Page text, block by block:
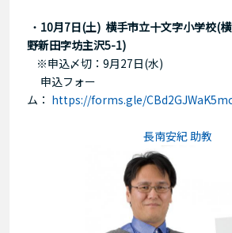
・ 10月7日(土) 横手市立十文字小学校(
野新田字坊主沢5-1)
※申込〆切：9月27日(水)
申込フォー
ム： https://forms.gle/
長南安紀 助教